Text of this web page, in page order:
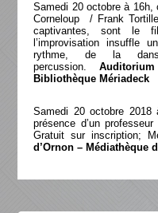
Samedi 20 octobre à 16h,
Corneloup / Frank
captivantes, sont le
l’improvisation insuffle
rythme, de la
percussion.
Bibliothèque Mériadeck
Samedi 20 octobre 2018
présence d’un
Gratuit sur inscription;
d’Ornon – Médiathèque